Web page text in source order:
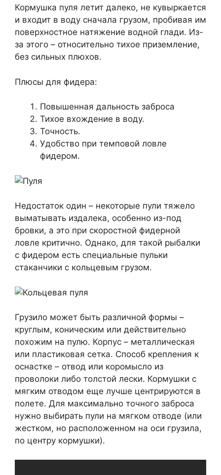
Кормушка пуля летит далеко, не кувыркается
и входит в воду сначала грузом, пробивая им
поверхностное натяжение водной глади. Из-
за этого – относительно тихое приземление,
без сильных плюхов.
Плюсы для фидера:
Повышенная дальность заброса
Тихое вхождение в воду.
Точность.
Удобство при темповой ловле
фидером.
Недостаток один – некоторые пули тяжело
выматывать издалека, особенно из-под
бровки, а это при скоростной фидерной
ловле критично. Однако, для такой рыбалки
с фидером есть специальные пульки
стаканчики с кольцевым грузом.
Грузило может быть различной формы –
круглым, коническим или действительно
похожим на пулю. Корпус – металлическая
или пластиковая сетка. Способ крепления к
оснастке – отвод или коромысло из
проволоки либо толстой лески. Кормушки с
мягким отводом еще лучше центрируются в
полете. Для максимально точного заброса
нужно выбирать пули на мягком отводе (или
жестком, но расположенном на оси грузила,
по центру кормушки).